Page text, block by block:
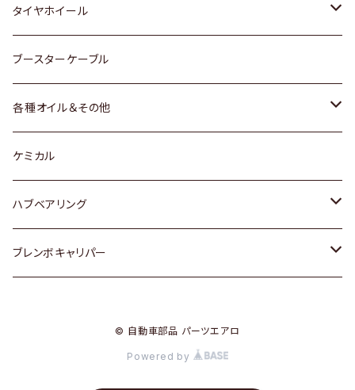
スバル
レクサス
三菱
スバル
ダイハツ
マツダ
三菱
スバル
ダイハツ
スバル
日産
ダイハツ
マツダ
日産
ダイハツ
マツダ
スバル
マツダ
タイヤホイール
トヨタ
ホンダ
スズキ
日産
ダイハツ
ブースターケーブル
各種オイル＆その他
ディーデル洗浄添加剤
ケミカル
ハブベアリング
トヨタ
ブレンボキャリパー
© 自動車部品 パーツエアロ
Powered by